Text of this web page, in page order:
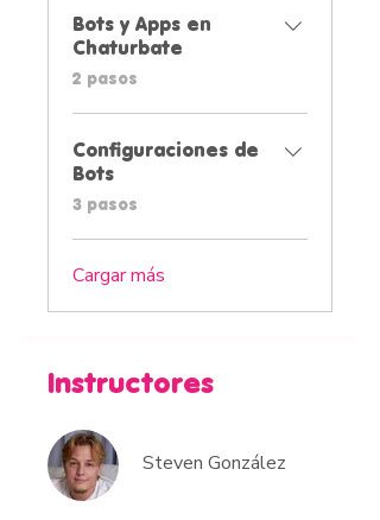
Bots y Apps en
Chaturbate
.
2 pasos
Configuraciones de
Bots
.
3 pasos
Cargar más
Instructores
Steven González